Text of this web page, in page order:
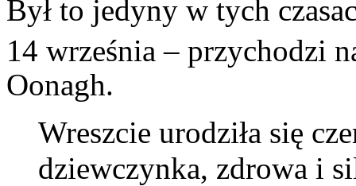
Był to jedyny w tych
14 września – przychodzi
Oonagh.
Wreszcie urodziła się
dziewczynka, zdrowa i